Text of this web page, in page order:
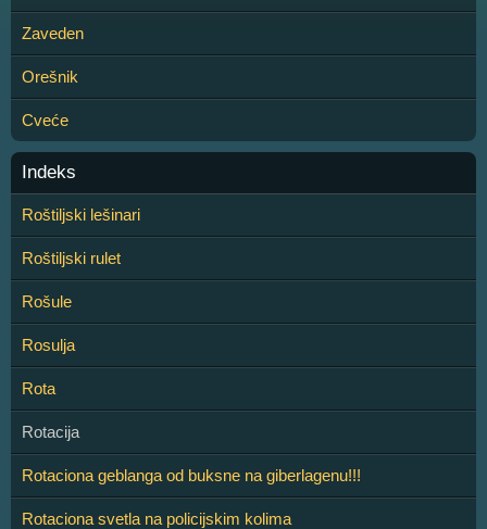
Zaveden
Orešnik
Cveće
Indeks
Roštiljski lešinari
Roštiljski rulet
Rošule
Rosulja
Rota
Rotacija
Rotaciona geblanga od buksne na giberlagenu!!!
Rotaciona svetla na policijskim kolima